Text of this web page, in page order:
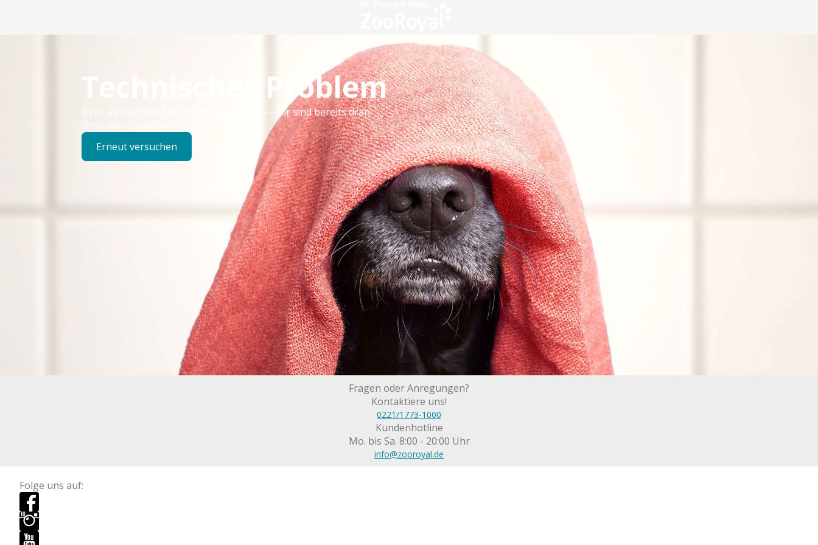
Technisches Problem
Es ist ein technischer Fehler aufgetreten – wir sind bereits dran.
Bitte versuchen Sie es später erneut.
Erneut versuchen
Fragen oder Anregungen?
Kontaktiere uns!
0221/1773-1000
Kundenhotline
Mo. bis Sa. 8:00 - 20:00 Uhr
info@zooroyal.de
Folge uns auf: